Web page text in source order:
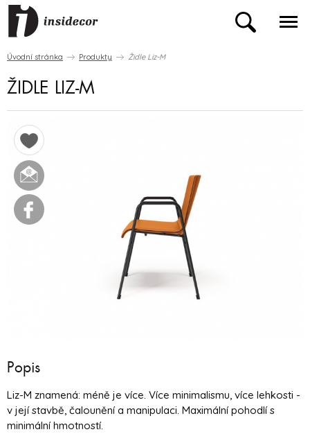
Úvodní stránka Produkty Židle Liz-M
ŽIDLE LIZ-M
Popis
Liz-M znamená: méně je více. Více minimalismu, více lehkosti -
v její stavbě, čalounění a manipulaci. Maximální pohodlí s
minimální hmotností.